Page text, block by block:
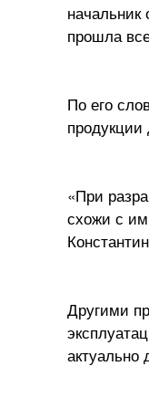
прошла
По его
«При
схожи с
Другими
актуально